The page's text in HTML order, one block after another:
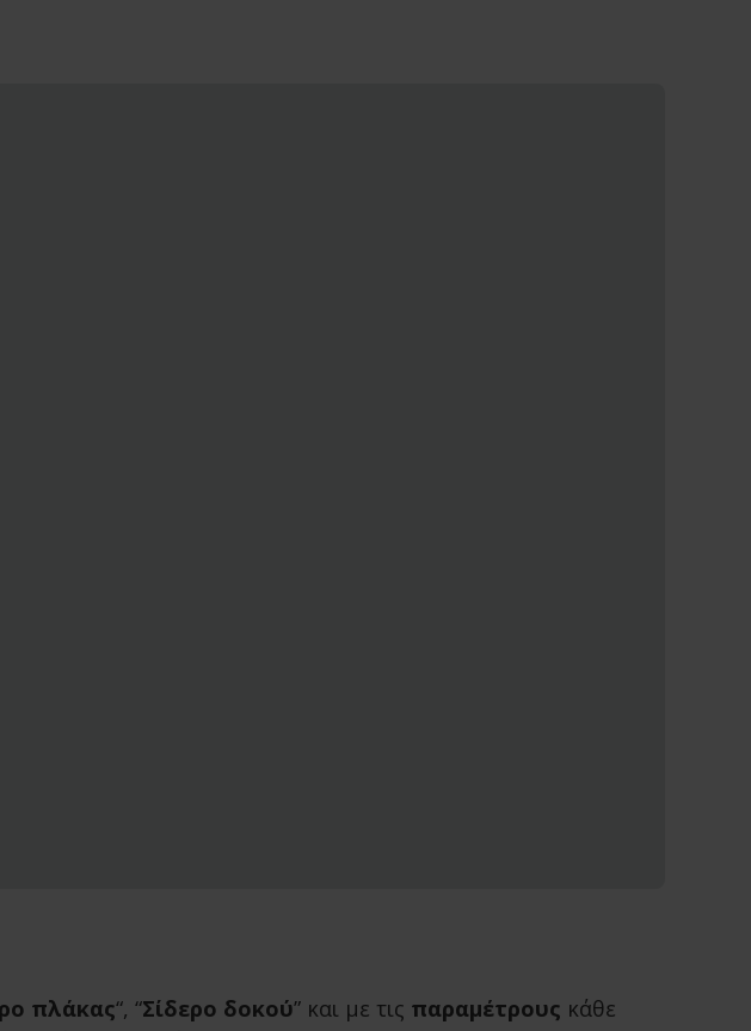
πλάκας“, “Σίδερο δοκού” και με τις παραμέτρους κάθε